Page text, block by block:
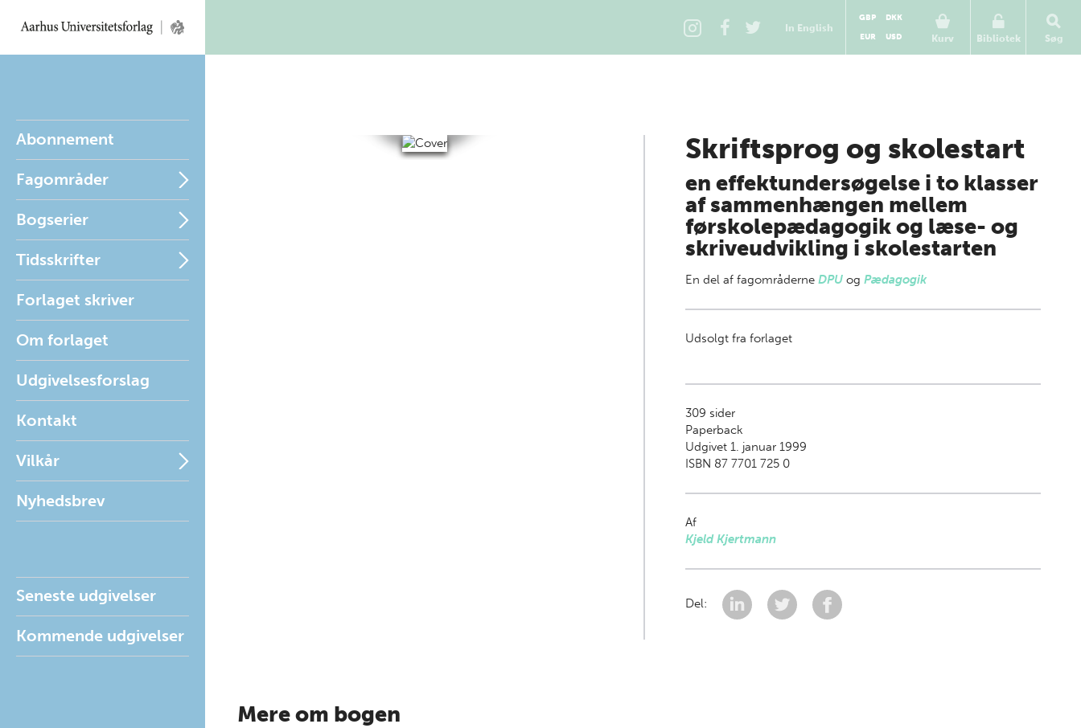
In English
Kurv
GBP
DKK
EUR
USD Bibliotek Søg
Abonnement
Fagområder
Bogserier
Tidsskrifter
Forlaget skriver
Om forlaget
Udgivelsesforslag
Kontakt
Vilkår
Nyhedsbrev
Seneste udgivelser
Kommende udgivelser
Skriftsprog og skolestart
en effektundersøgelse i to klasser
af sammenhængen mellem
førskolepædagogik og læse- og
skriveudvikling i skolestarten
En del af fagområderne DPUog Pædagogik
Udsolgt fra forlaget
309 sider
Paperback
Udgivet 1. januar 1999
ISBN 87 7701 725 0
Af
Kjeld Kjertmann
Del:
Mere om bogen